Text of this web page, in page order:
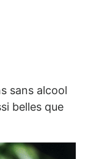
sans alcool
belles que